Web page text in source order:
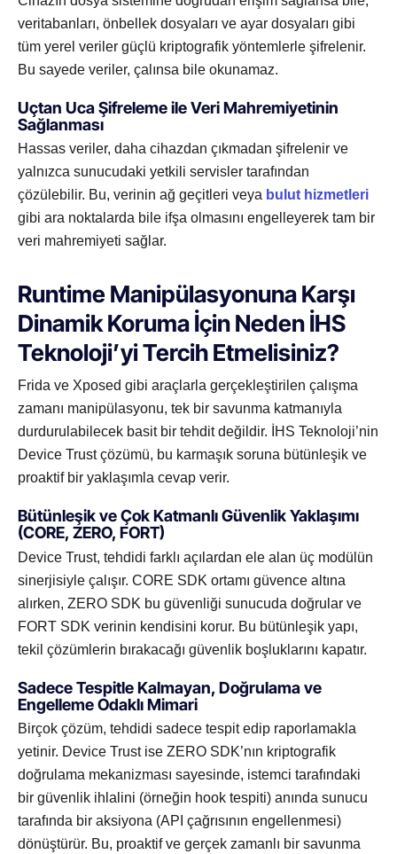
veritabanları, önbellek dosyaları ve ayar dosyaları gibi
tüm yerel veriler güçlü kriptografik yöntemlerle şifrelenir.
Bu sayede veriler, çalınsa bile okunamaz.
Uçtan Uca Şifreleme ile Veri Mahremiyetinin
Sağlanması
Hassas veriler, daha cihazdan çıkmadan şifrelenir ve
yalnızca sunucudaki yetkili servisler tarafından
çözülebilir. Bu, verinin ağ geçitleri veya bulut hizmetleri
gibi ara noktalarda bile ifşa olmasını engelleyerek tam bir
veri mahremiyeti sağlar.
Runtime Manipülasyonuna Karşı
Dinamik Koruma İçin Neden İHS
Teknoloji’yi Tercih Etmelisiniz?
Frida ve Xposed gibi araçlarla gerçekleştirilen çalışma
zamanı manipülasyonu, tek bir savunma katmanıyla
durdurulabilecek basit bir tehdit değildir. İHS Teknoloji’nin
Device Trust çözümü, bu karmaşık soruna bütünleşik ve
proaktif bir yaklaşımla cevap verir.
Bütünleşik ve Çok Katmanlı Güvenlik Yaklaşımı
(CORE, ZERO, FORT)
Device Trust, tehdidi farklı açılardan ele alan üç modülün
sinerjisiyle çalışır. CORE SDK ortamı güvence altına
alırken, ZERO SDK bu güvenliği sunucuda doğrular ve
FORT SDK verinin kendisini korur. Bu bütünleşik yapı,
tekil çözümlerin bırakacağı güvenlik boşluklarını kapatır.
Sadece Tespitle Kalmayan, Doğrulama ve
Engelleme Odaklı Mimari
Birçok çözüm, tehdidi sadece tespit edip raporlamakla
yetinir. Device Trust ise ZERO SDK’nın kriptografik
doğrulama mekanizması sayesinde, istemci tarafındaki
bir güvenlik ihlalini (örneğin hook tespiti) anında sunucu
tarafında bir aksiyona (API çağrısının engellenmesi)
dönüştürür. Bu, proaktif ve gerçek zamanlı bir savunma